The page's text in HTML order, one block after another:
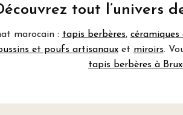
tout l’univers
marocain : tapis berbères, céramiques
et poufs artisanauxet miroirs.
tapis berbères à